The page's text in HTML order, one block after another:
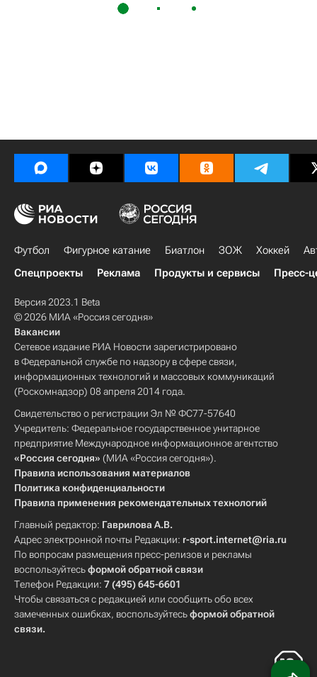
Футбол Фигурное катание Биатлон ЗОЖ Хоккей
Спецпроекты
Реклама Продукты и сервисы Пресс-
Версия 2023.1 Beta
© 2026 МИА «Россия сегодня»
Вакансии
Сетевое издание РИА Новости зарегистрировано
в Федеральной службе по надзору в сфере связи,
информационных технологий и массовых коммуникаций
(Роскомнадзор) 08 апреля 2014 года.
Свидетельство о регистрации Эл № ФС77-57640
Учредитель: Федеральное государственное унитарное
предприятие Международное информационное агентство
«Россия сегодня» (МИА «Россия сегодня»).
Правила использования материалов
Политика конфиденциальности
Правила применения рекомендательных технологий
Главный редактор: Гаврилова А.В.
Адрес электронной почты Редакции: r-sport.internet@ria.ru
По вопросам размещения пресс-релизов и рекламы
воспользуйтесьформой обратной связи
Телефон Редакции: 7 (495) 645-6601
Чтобы связаться с редакцией или сообщить обо всех
замеченных ошибках, воспользуйтесьформой обратной
связи.